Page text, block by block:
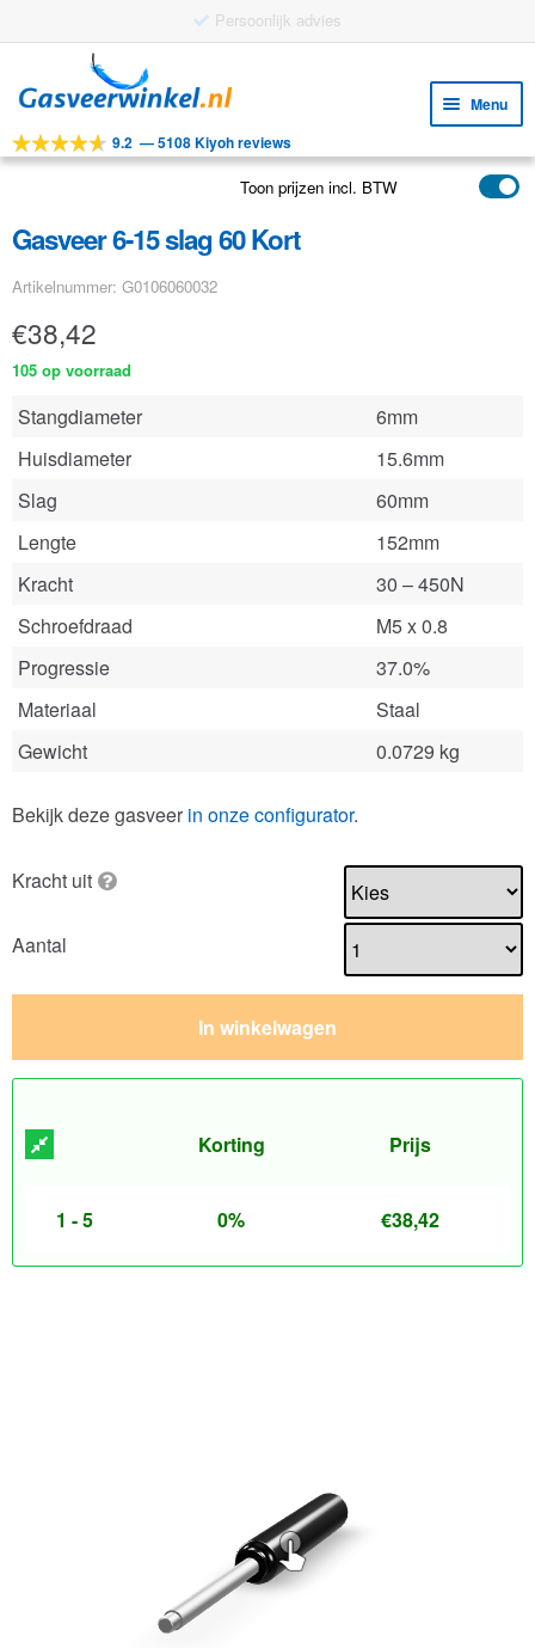
Gratis verzending vanaf €25
door
navigatie
naar
inhoud
Menu
Tools
Toepassingen
Klantenservice
FAQ
9.2 —5108 Kiyoh reviews
Toon prijzen incl. BTW
Gasveer 6-15 slag 60 Kort
Artikelnummer: G0106060032
€38,42
105 op voorraad
Stangdiameter
6mm
Huisdiameter
15.6mm
Slag
60mm
Lengte
152mm
Kracht
30 – 450N
Schroefdraad
M5 x 0.8
Progressie
37.0%
Materiaal
Staal
Gewicht
0.0729 kg
Bekijk deze gasveer in onze configurator.
Kracht uit
Aantal
In winkelwagen
Korting Prijs
1 - 5 0% €38,42